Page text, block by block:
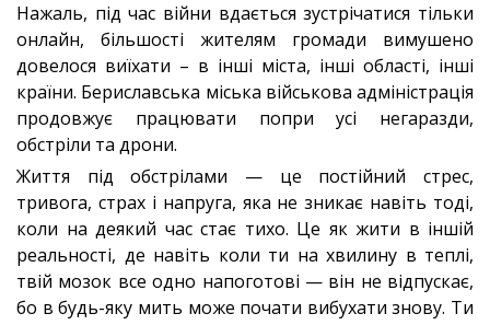
Нажаль, під час війни вдається зустрічатися тільки
онлайн, більшості жителям громади вимушено
довелося виїхати – в інші міста, інші області, інші
країни. Бериславська міська військова адміністрація
продовжує працювати попри усі негаразди,
обстріли та дрони.
Життя під обстрілами — це постійний стрес,
тривога, страх і напруга, яка не зникає навіть тоді,
коли на деякий час стає тихо. Це як жити в іншій
реальності, де навіть коли ти на хвилину в теплі,
твій мозок все одно напоготові — він не відпускає,
бо в будь-яку мить може почати вибухати знову. Ти